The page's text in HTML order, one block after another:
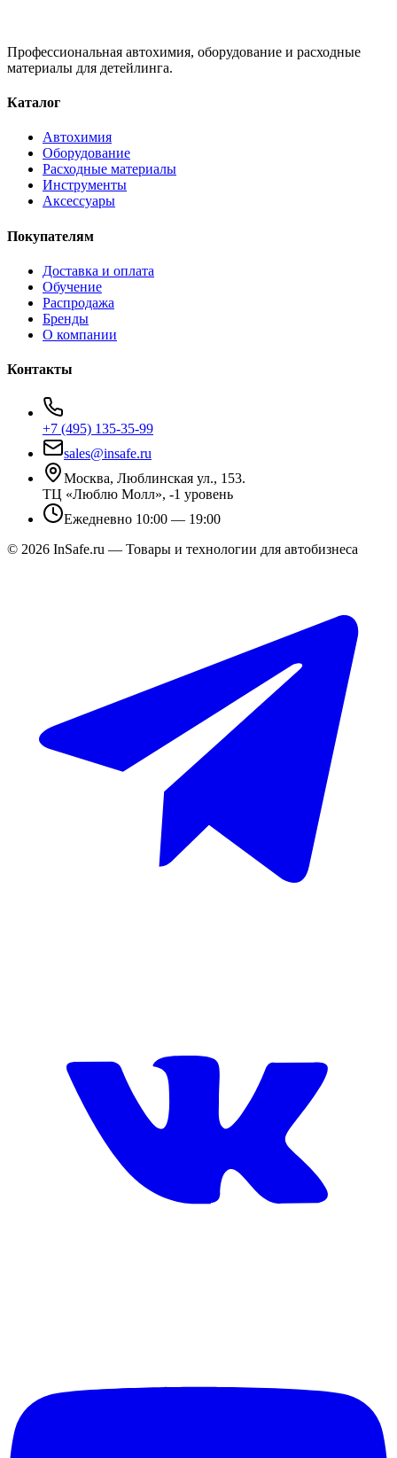
Профессиональная автохимия, оборудование и расходные
материалы для детейлинга.
Каталог
Автохимия
Оборудование
Расходные материалы
Инструменты
Аксессуары
Покупателям
Доставка и оплата
Обучение
Распродажа
Бренды
О компании
Контакты
+7 (495) 135-35-99
sales@insafe.ru
Москва, Люблинская ул., 153.
ТЦ «Люблю Молл», -1 уровень
Ежедневно 10:00 — 19:00
© 2026 InSafe.ru — Товары и технологии для автобизнеса